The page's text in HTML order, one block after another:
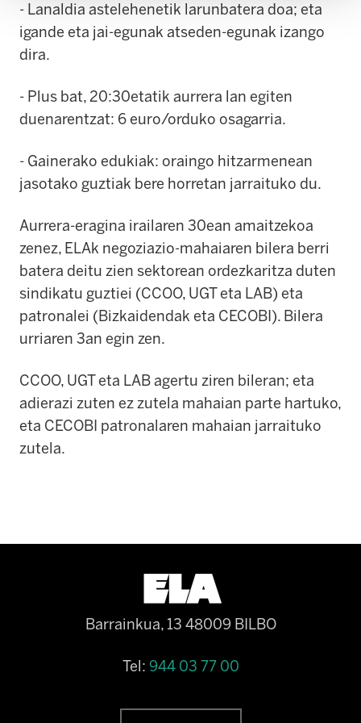
- Lanaldia astelehenetik larunbatera doa; eta
igande eta jai-egunak atseden-egunak izango
dira.
- Plus bat, 20:30etatik aurrera lan egiten
duenarentzat: 6 euro/orduko osagarria.
- Gainerako edukiak: oraingo hitzarmenean
jasotako guztiak bere horretan jarraituko du.
Aurrera-eragina irailaren 30ean amaitzekoa
zenez, ELAk negoziazio-mahaiaren bilera berri
batera deitu zien sektorean ordezkaritza duten
sindikatu guztiei (CCOO, UGT eta LAB) eta
patronalei (Bizkaidendak eta CECOBI). Bilera
urriaren 3an egin zen.
CCOO, UGT eta LAB agertu ziren bileran; eta
adierazi zuten ez zutela mahaian parte hartuko,
eta CECOBI patronalaren mahaian jarraituko
zutela.
Barrainkua, 13 48009 BILBO
Tel: 944 03 77 00